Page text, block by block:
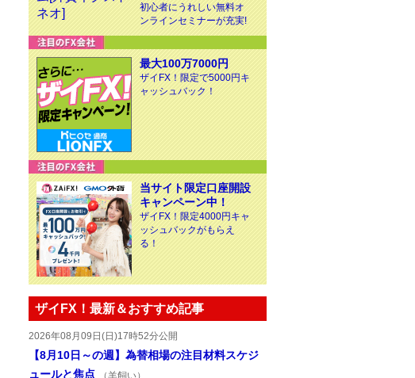
初心者にうれしい無料オ
ンラインセミナーが充実!
最大100万7000円
ザイFX！限定で5000円キ
ャッシュバック！
当サイト限定口座開設
キャンペーン中！
ザイFX！限定4000円キャ
ッシュバックがもらえ
る！
ザイFX！最新＆おすすめ記事
2026年08月09日(日)17時52分公開
【8月10日～の週】為替相場の注目材料スケジ
ュールと焦点 （羊飼い）